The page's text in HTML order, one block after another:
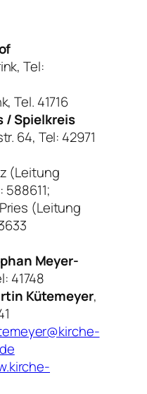
Tel:
Tel. 41716
/ Spielkreis
64, Tel: 42971
(Leitung
588611;
(Leitung
Meyer-
41748
Kütemeyer,